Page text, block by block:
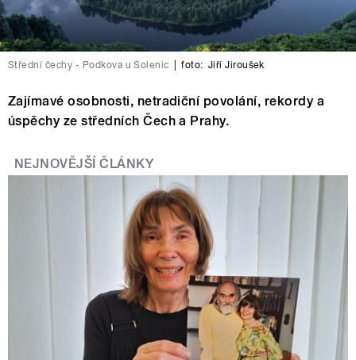
Střední čechy - Podkova u Solenic foto: Jiří Jiroušek
Zajímavé osobnosti, netradiční povolání, rekordy a
úspěchy ze středních Čech a Prahy.
NEJNOVĚJŠÍ ČLÁNKY